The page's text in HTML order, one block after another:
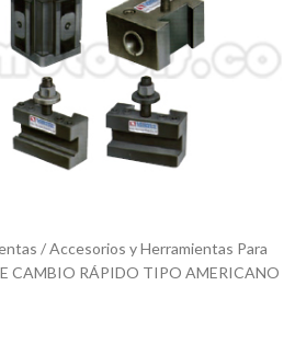
Accesorios y Herramientas Para
CAMBIO RÁPIDO TIPO AMERICANO